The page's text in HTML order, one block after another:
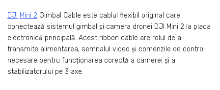
DJI Mini 2 Gimbal Cable este cablul flexibil original care
conectează sistemul gimbal și camera dronei DJI Mini 2 la placa
electronică principală. Acest ribbon cable are rolul de a
transmite alimentarea, semnalul video și comenzile de control
necesare pentru funcționarea corectă a camerei și a
stabilizatorului pe 3 axe.